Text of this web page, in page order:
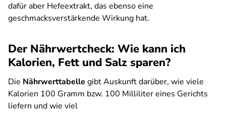
dafür aber Hefeextrakt, das ebenso eine
geschmacksverstärkende Wirkung hat.
Der Nährwertcheck: Wie kann ich
Kalorien, Fett und Salz sparen?
Die Nährwerttabelle gibt Auskunft darüber, wie viele
Kalorien 100 Gramm bzw. 100 Milliliter eines Gerichts
liefern und wie viel